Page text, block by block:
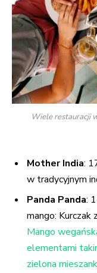
Wiele restauracji
Mother India:
w tradycyjnym
Panda Panda:
mango: Kurczak
Mango
elementami
zielona